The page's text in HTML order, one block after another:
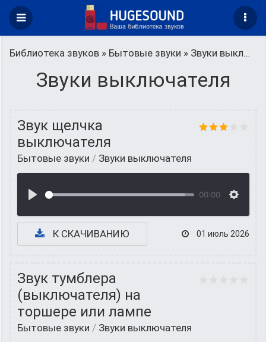
Библиотека звуков » Бытовые звуки » Звуки выключателя
Звуки выключателя
Звук щелчка
выключателя
Бытовые звуки / Звуки выключателя
00:00
К СКАЧИВАНИЮ 01 июль 2026
Звук тумблера
(выключателя) на
торшере или лампе
Бытовые звуки / Звуки выключателя